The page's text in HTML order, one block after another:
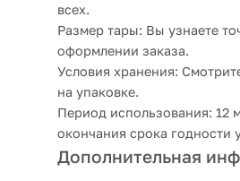
всех.
Размер тары: Вы узнаете
оформлении заказа.
Условия хранения:
на упаковке.
Период использования: 12
окончания срока годности
Дополнительная